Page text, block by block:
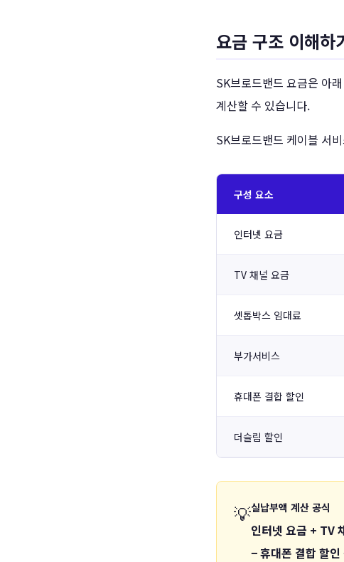
요금 구조 이해하
SK브로드밴드 요금은 아
계산할 수 있습니다.
SK브로드밴드 케이블 서
구성 요소
인터넷 요금
TV 채널 요금
셋톱박스 임대료
부가서비스
휴대폰 결합 할인
더슬림 할인
💡실납부액 계산 공식
인터넷 요금 + TV
− 휴대폰 결합 할